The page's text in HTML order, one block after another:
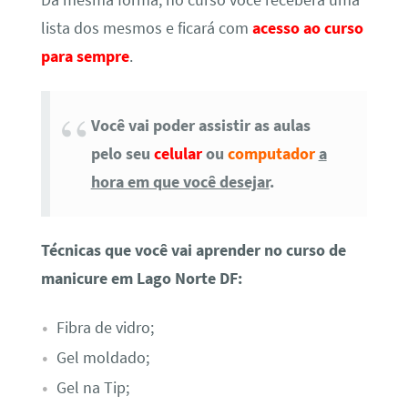
lista dos mesmos e ficará com acesso ao curso
para sempre.
Você vai poder assistir as aulas
pelo seu celularou computador a
hora em que você desejar.
Técnicas que você vai aprender no curso de
manicure em Lago Norte DF:
Fibra de vidro;
Gel moldado;
Gel na Tip;